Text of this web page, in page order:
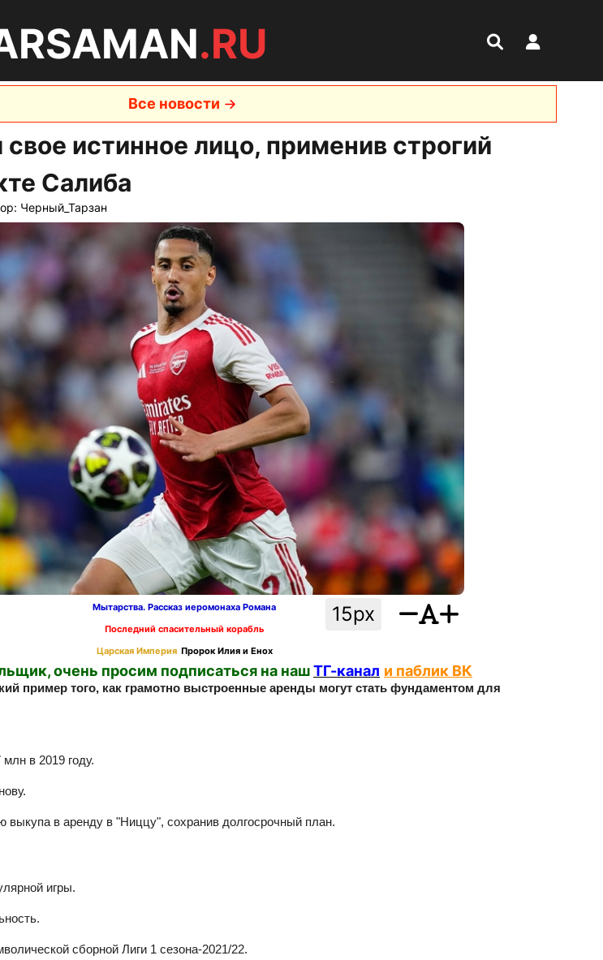
.RU
Все новости
свое истинное лицо, применив строгий
Салиба
Черный_Тарзан
15px
Мытарства. Рассказ иеромонаха Романа
Последний спасительный корабль
Царская Империя Пророк Илия и Енох
очень просим подписаться на нашТГ-канал и паблик ВК
пример того, как грамотно выстроенные аренды могут стать фундаментом для
в 2019 году.
выкупа в аренду в "Ниццу", сохранив долгосрочный план.
игры.
сборной Лиги 1 сезона‑2021/22.